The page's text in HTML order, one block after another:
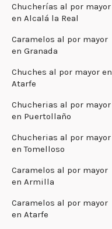
Chucherías al por mayor
en Alcalá la Real
Caramelos al por mayor
en Granada
Chuches al por mayor en
Atarfe
Chucherias al por mayor
en Puertollaño
Chucherias al por mayor
en Tomelloso
Caramelos al por mayor
en Armilla
Caramelos al por mayor
en Atarfe